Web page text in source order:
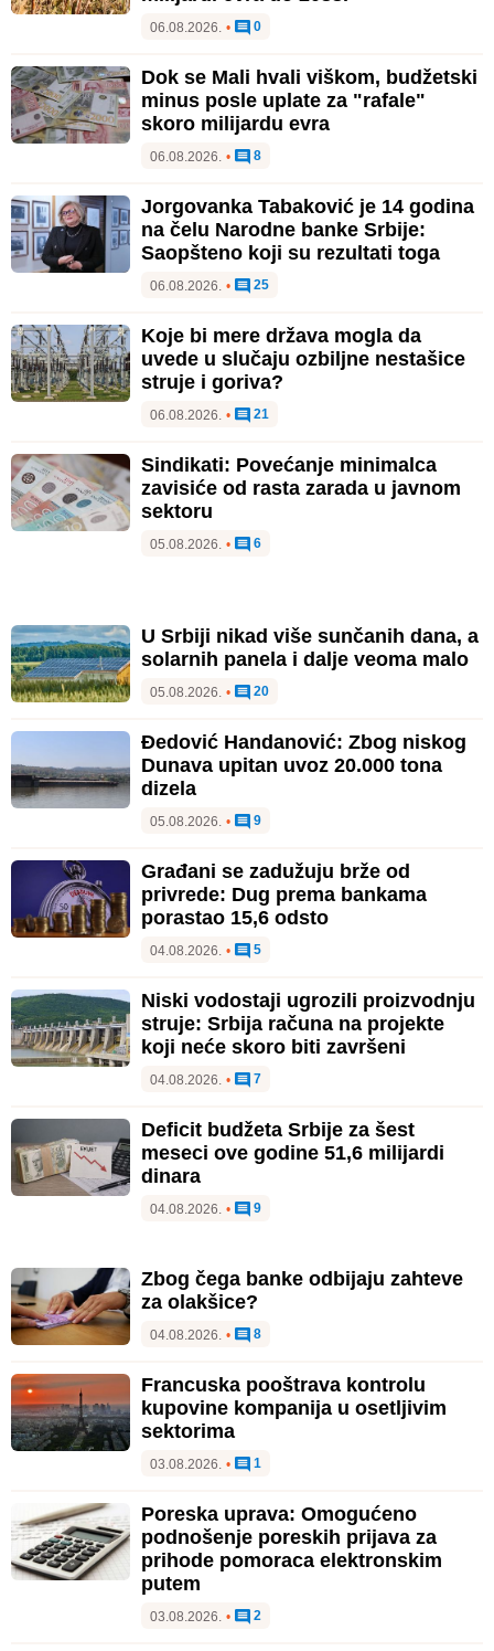
06.08.2026. • 0
Dok se Mali hvali viškom, budžetski
minus posle uplate za "rafale"
skoro milijardu evra
06.08.2026. • 8
Jorgovanka Tabaković je 14 godina
na čelu Narodne banke Srbije:
Saopšteno koji su rezultati toga
06.08.2026. • 25
Koje bi mere država mogla da
uvede u slučaju ozbiljne nestašice
struje i goriva?
06.08.2026. • 21
Sindikati: Povećanje minimalca
zavisiće od rasta zarada u javnom
sektoru
05.08.2026. • 6
U Srbiji nikad više sunčanih dana, a
solarnih panela i dalje veoma malo
05.08.2026. • 20
Đedović Handanović: Zbog niskog
Dunava upitan uvoz 20.000 tona
dizela
05.08.2026. • 9
Građani se zadužuju brže od
privrede: Dug prema bankama
porastao 15,6 odsto
04.08.2026. • 5
Niski vodostaji ugrozili proizvodnju
struje: Srbija računa na projekte
koji neće skoro biti završeni
04.08.2026. • 7
Deficit budžeta Srbije za šest
meseci ove godine 51,6 milijardi
dinara
04.08.2026. • 9
Zbog čega banke odbijaju zahteve
za olakšice?
04.08.2026. • 8
Francuska pooštrava kontrolu
kupovine kompanija u osetljivim
sektorima
03.08.2026. • 1
Poreska uprava: Omogućeno
podnošenje poreskih prijava za
prihode pomoraca elektronskim
putem
03.08.2026. • 2